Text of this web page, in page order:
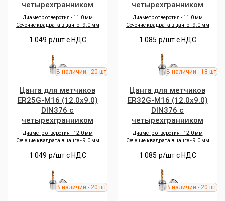
четырехгранником
Диаметр отверстия - 11.0 мм
Сечение квадрата в цанге - 9 .0мм
1 049 р/шт c НДС
четырехгранником
Диаметр отверстия - 11.0 мм
Сечение квадрата в цанге - 9 .0мм
1 085 р/шт c НДС
Цанга для метчиков
ER25G-M16 (12.0x9.0)
DIN376 с
четырехгранником
Диаметр отверстия - 12.0 мм
Сечение квадрата в цанге - 9 .0мм
1 049 р/шт c НДС
Цанга для метчиков
ER32G-M16 (12.0x9.0)
DIN376 с
четырехгранником
Диаметр отверстия - 12.0 мм
Сечение квадрата в цанге - 9 .0мм
1 085 р/шт c НДС